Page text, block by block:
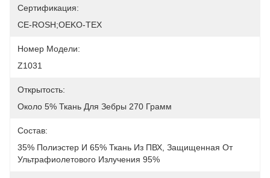
Сертификация:
CE-ROSH;OEKO-TEX
Номер Модели:
Z1031
Открытость:
Около 5% Ткань Для Зебры 270 Грамм
Состав:
35% Полиэстер И 65% Ткань Из ПВХ, Защищенная От
Ультрафиолетового Излучения 95%